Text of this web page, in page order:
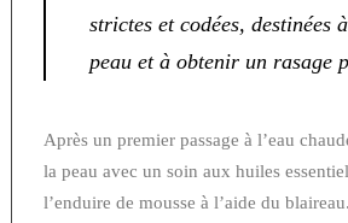
strictes et codées, destinées
peau et à obtenir un rasage
Après un premier passage à l’eau
la peau avec un soin aux huiles
l’enduire de mousse à l’aide du